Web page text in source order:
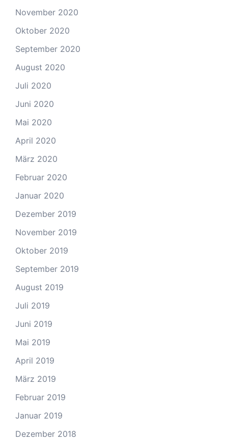
November 2020
Oktober 2020
September 2020
August 2020
Juli 2020
Juni 2020
Mai 2020
April 2020
März 2020
Februar 2020
Januar 2020
Dezember 2019
November 2019
Oktober 2019
September 2019
August 2019
Juli 2019
Juni 2019
Mai 2019
April 2019
März 2019
Februar 2019
Januar 2019
Dezember 2018